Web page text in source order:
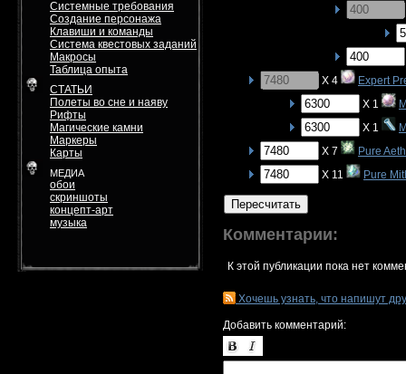
Системные требования
Создание персонажа
Клавиши и команды
Система квестовых заданий
Макросы
Таблица опыта
СТАТЬИ
Полеты во сне и наяву
Рифты
Магические камни
Маркеры
Карты
МЕДИА
обои
скриншоты
концепт-арт
музыка
X 4
Expert
X 1
X 1
X 7
Pure
X 11
Pure
Пересчитать
Комментарии:
К этой публикации пока нет
Хочешь узнать, что напишут
Добавить комментарий: